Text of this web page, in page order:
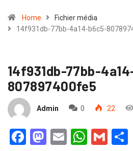
Home
Fichier média
14f931db-77bb-4a14-b6c5-
14f931db-77bb-
807897400fe5
Admin 0 22
Facebook
Mastodon
Email